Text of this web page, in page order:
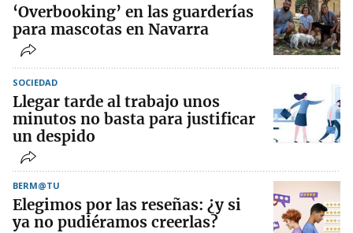
‘Overbooking’ en las guarderías
para mascotas en Navarra
SOCIEDAD
Llegar tarde al trabajo unos
minutos no basta para justificar
un despido
BERM@TU
Elegimos por las reseñas: ¿y si
ya no pudiéramos creerlas?